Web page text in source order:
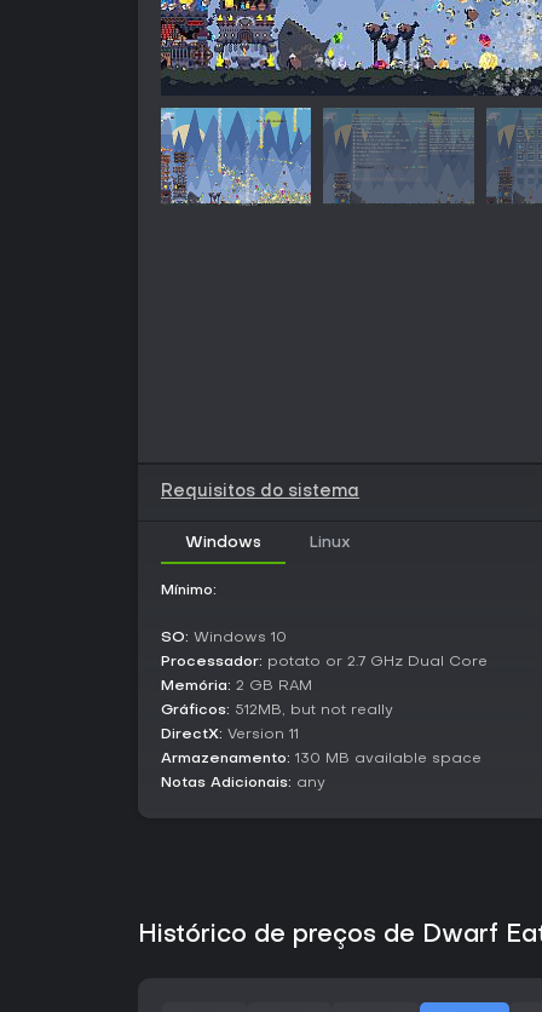
Requisitos do sistema
Windows Linux
Mínimo:
SO: Windows 10
Processador: potato or 2.7 GHz Dual Core
Memória: 2 GB RAM
Gráficos: 512MB, but not really
DirectX: Version 11
Armazenamento: 130 MB available space
Notas Adicionais: any
Histórico de preços de Dwarf